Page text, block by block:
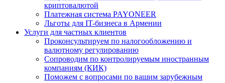
криптовалютой
Платежная система PAYONEER
Льготы для IT-бизнеса в Армении
Услуги для частных клиентов
Проконсультируем по налогообложению и
валютному регулированию
Сопроводим по контролируемым иностранным
компаниям (КИК)
Поможем с вопросами по вашим зарубежным